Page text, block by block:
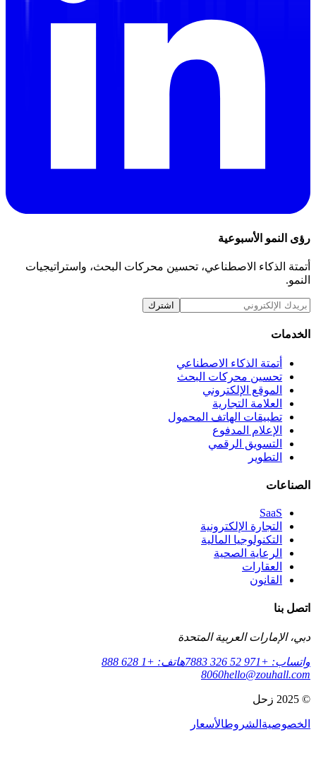
رؤى النمو الأسبوعية
أتمتة الذكاء الاصطناعي، تحسين محركات البحث، واستراتيجيات
النمو.
اشترك
الخدمات
أتمتة الذكاء الاصطناعي
تحسين محركات البحث
الموقع الإلكتروني
العلامة التجارية
تطبيقات الهاتف المحمول
الإعلام المدفوع
التسويق الرقمي
التطوير
الصناعات
SaaS
التجارة الإلكترونية
التكنولوجيا المالية
الرعاية الصحية
العقارات
القانون
اتصل بنا
دبي، الإمارات العربية المتحدة
واتساب: +971 52 326 7883
هاتف: +1 628 888
8060hello@zouhall.com
© 2025 زحل
الخصوصية الشروطالأسعار